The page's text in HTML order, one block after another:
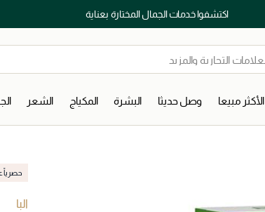
اكتشفوا خدمات الجمال المختارة بعناية
الأكثر مبيعا وصل حديثا البشرة المكياج الشعر
حصرياً
البا